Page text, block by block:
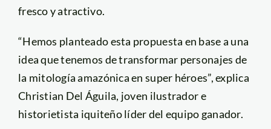
fresco y atractivo.
“Hemos planteado esta propuesta en base a una
idea que tenemos de transformar personajes de
la mitología amazónica en super héroes”, explica
Christian Del Águila, joven ilustrador e
historietista iquiteño líder del equipo ganador.